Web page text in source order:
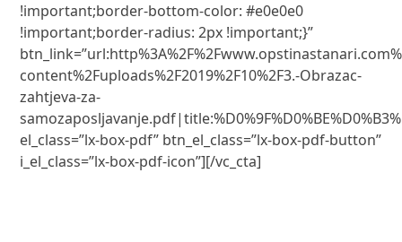
!important;border-bottom-color: #e0e0e0
!important;border-radius: 2px !important;}”
content%2Fuploads%2F2019%2F10%2F3.-Obrazac-
zahtjeva-za-
el_class=”lx-box-pdf” btn_el_class=”lx-box-pdf-button”
i_el_class=”lx-box-pdf-icon”][/vc_cta]